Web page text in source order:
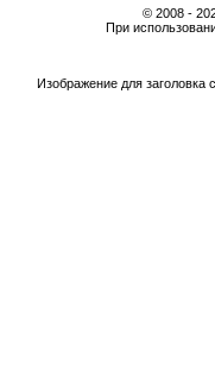
© 2008 -
При
Изображение для